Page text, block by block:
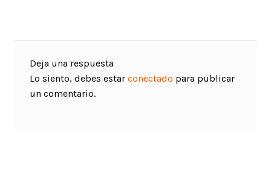
Deja una respuesta
Lo siento, debes estar conectado para publicar
un comentario.